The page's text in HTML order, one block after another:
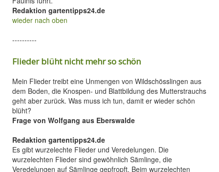
Redaktion gartentipps24.de
wieder nach oben
----------
Flieder blüht nicht mehr so schön
Mein Flieder treibt eine Unmengen von Wildschösslingen aus
dem Boden, die Knospen- und Blattbildung des Mutterstrauchs
geht aber zurück. Was muss ich tun, damit er wieder schön
blüht?
Frage von Wolfgang aus Eberswalde
Redaktion gartentipps24.de
Es gibt wurzelechte Flieder und Veredelungen. Die
wurzelechten Flieder sind gewöhnlich Sämlinge, die
Veredelungen auf Sämlinge gepfropft. Beim wurzelechten